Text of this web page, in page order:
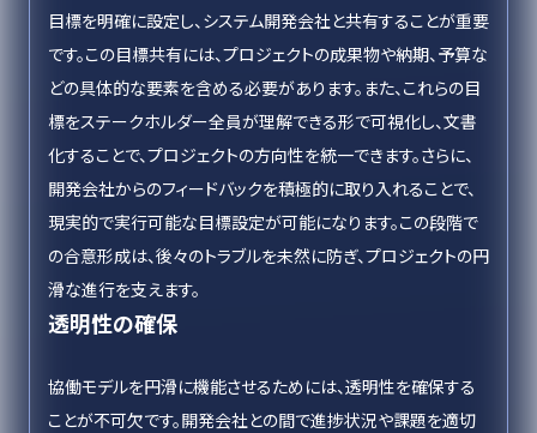
目標を明確に設定し、システム開発会社と共有することが重要
です。この目標共有には、プロジェクトの成果物や納期、予算な
どの具体的な要素を含める必要があります。また、これらの目
標をステークホルダー全員が理解できる形で可視化し、文書
化することで、プロジェクトの方向性を統一できます。さらに、
開発会社からのフィードバックを積極的に取り入れることで、
現実的で実行可能な目標設定が可能になります。この段階で
の合意形成は、後々のトラブルを未然に防ぎ、プロジェクトの円
滑な進行を支えます。
透明性の確保
協働モデルを円滑に機能させるためには、透明性を確保する
ことが不可欠です。開発会社との間で進捗状況や課題を適切